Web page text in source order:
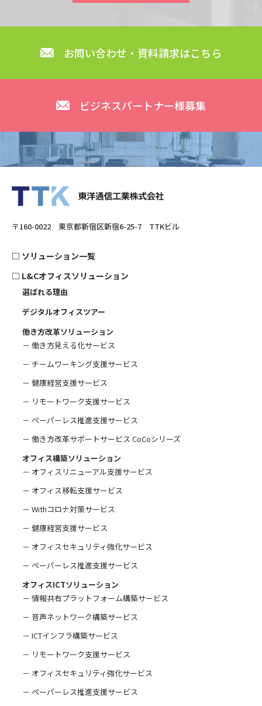
お問い合わせ・資料請求はこちら
ビジネスパートナー様募集
〒160-0022 東京都新宿区新宿6-25-7 TTKビル
□ ソリューション一覧
□ L&Cオフィスソリューション
選ばれる理由
デジタルオフィスツアー
働き方改革ソリューション
－ 働き方見える化サービス
－ チームワーキング支援サービス
－ 健康経営支援サービス
－ リモートワーク支援サービス
－ ペーパーレス推進支援サービス
－ 働き方改革サポートサービス CoCoシリーズ
オフィス構築ソリューション
－ オフィスリニューアル支援サービス
－ オフィス移転支援サービス
－ Withコロナ対策サービス
－ 健康経営支援サービス
－ オフィスセキュリティ強化サービス
－ ペーパーレス推進支援サービス
オフィスICTソリューション
－ 情報共有プラットフォーム構築サービス
－ 音声ネットワーク構築サービス
－ ICTインフラ構築サービス
－ リモートワーク支援サービス
－ オフィスセキュリティ強化サービス
－ ペーパーレス推進支援サービス